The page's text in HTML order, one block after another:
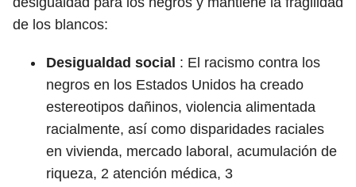
de los blancos:
Desigualdad social : El racismo contra los
negros en los Estados Unidos ha creado
estereotipos dañinos, violencia alimentada
racialmente, así como disparidades raciales
en vivienda, mercado laboral, acumulación de
riqueza, 2 atención médica, 3